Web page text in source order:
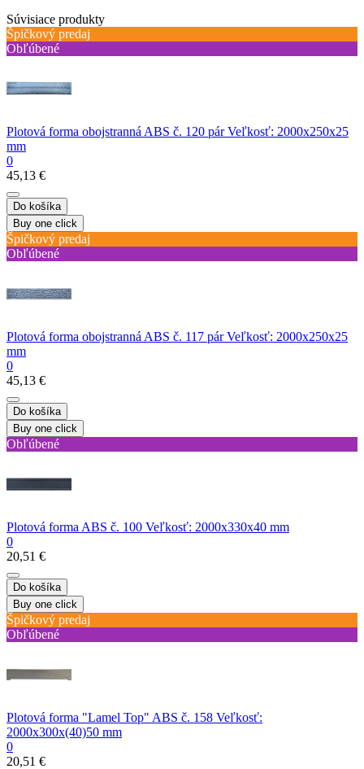
Súvisiace produkty
Špičkový predaj
Obľúbené
Plotová forma obojstranná ABS č. 120 pár Veľkosť: 2000x250x25
mm
0
45,13 €
Do košíka
Buy one click
Špičkový predaj
Obľúbené
Plotová forma obojstranná ABS č. 117 pár Veľkosť: 2000x250x25
mm
0
45,13 €
Do košíka
Buy one click
Obľúbené
Plotová forma ABS č. 100 Veľkosť: 2000x330x40 mm
0
20,51 €
Do košíka
Buy one click
Špičkový predaj
Obľúbené
Plotová forma "Lamel Top" ABS č. 158 Veľkosť:
2000x300x(40)50 mm
0
20,51 €